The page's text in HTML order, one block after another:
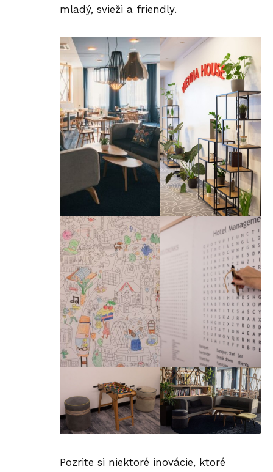
mladý, svieži a friendly.
Pozrite si niektoré inovácie, ktoré